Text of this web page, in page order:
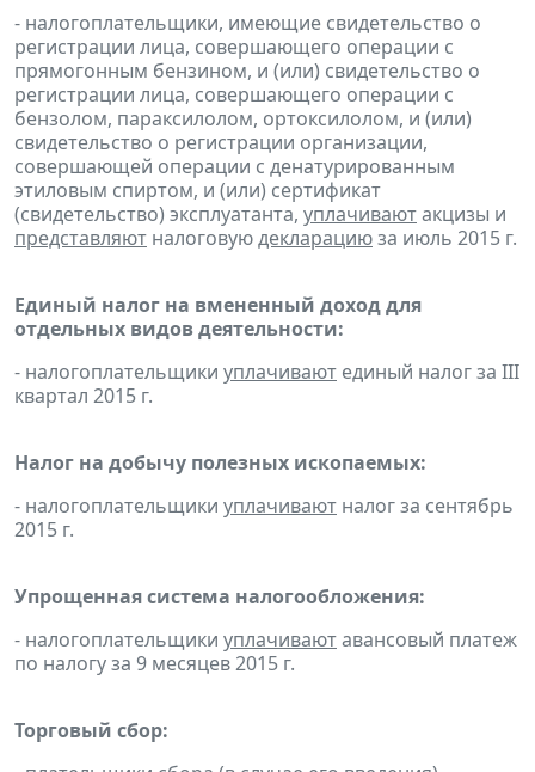
- налогоплательщики, имеющие свидетельство о
регистрации лица, совершающего операции с
прямогонным бензином, и (или) свидетельство о
регистрации лица, совершающего операции с
бензолом, параксилолом, ортоксилолом, и (или)
свидетельство о регистрации организации,
совершающей операции с денатурированным
этиловым спиртом, и (или) сертификат
(свидетельство) эксплуатанта, уплачиваютакцизы и
представляют налоговуюдекларациюза июль 2015 г.
Единый налог на вмененный доход для
отдельных видов деятельности:
- налогоплательщики уплачивают единый налог за III
квартал 2015 г.
Налог на добычу полезных ископаемых:
- налогоплательщики уплачивают налог за сентябрь
2015 г.
Упрощенная система налогообложения:
- налогоплательщики уплачиваютавансовый платеж
по налогу за 9 месяцев 2015 г.
Торговый сбор: